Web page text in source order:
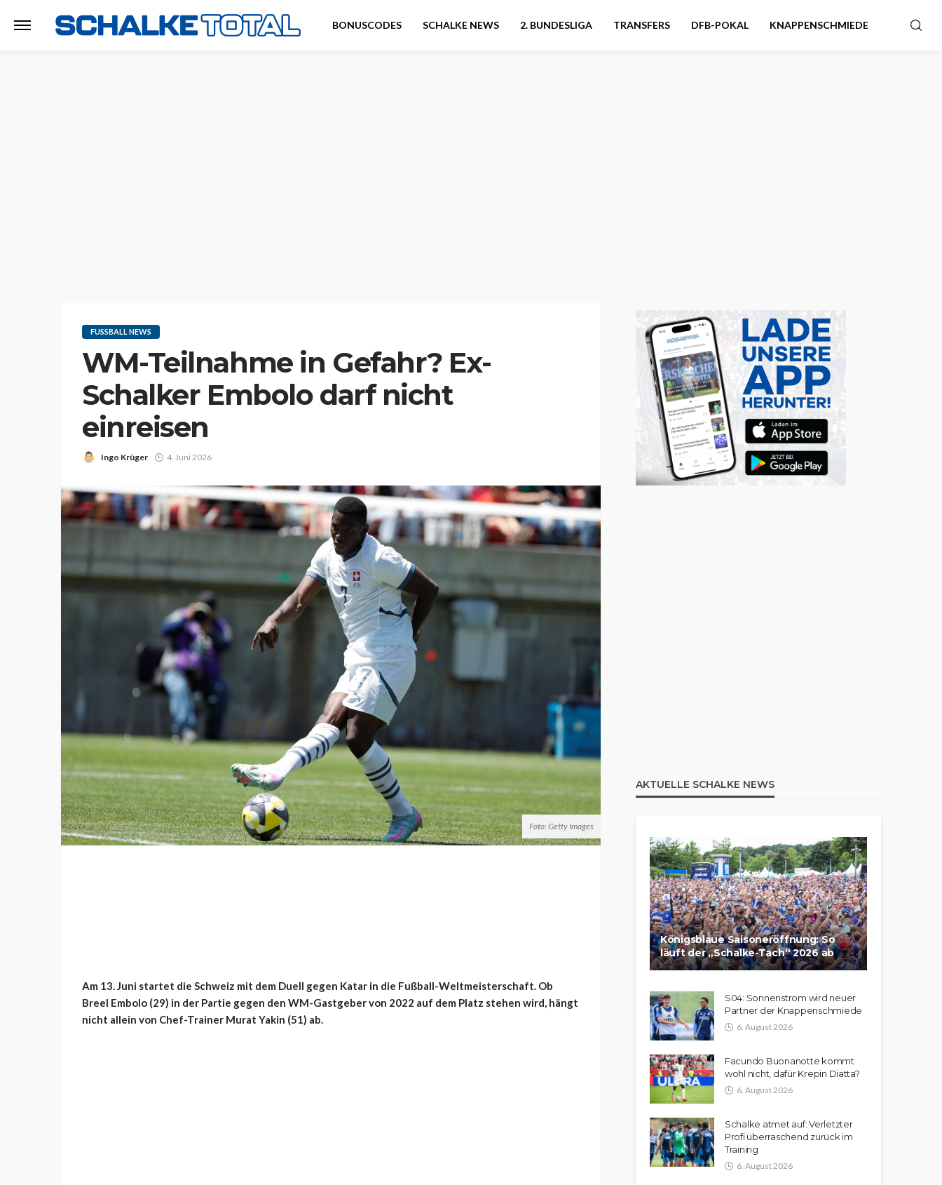
BONUSCODES SCHALKE NEWS 2. BUNDESLIGA TRANSFERS DFB-POKAL KNAPPENSCHMIEDE
FUSSBALL NEWS
WM-Teilnahme in Gefahr? Ex-
Schalker Embolo darf nicht
einreisen
Ingo Krüger 4. Juni 2026
Foto: Getty Images
Am 13. Juni startet die Schweiz mit dem Duell gegen Katar in die Fußball-Weltmeisterschaft. Ob
Breel Embolo (29) in der Partie gegen den WM-Gastgeber von 2022 auf dem Platz stehen wird, hängt
nicht allein von Chef-Trainer Murat Yakin (51) ab.
AKTUELLE SCHALKE NEWS
Königsblaue Saisoneröffnung: So
läuft der „Schalke-Tach“ 2026 ab
S04: Sonnenstrom wird neuer
Partner der Knappenschmiede
6. August 2026
Facundo Buonanotte kommt
wohl nicht, dafür Krepin Diatta?
6. August 2026
Schalke atmet auf: Verletzter
Profi überraschend zurück im
Training
6. August 2026